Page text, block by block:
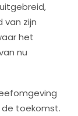
zijn
het
nu
toekomst.